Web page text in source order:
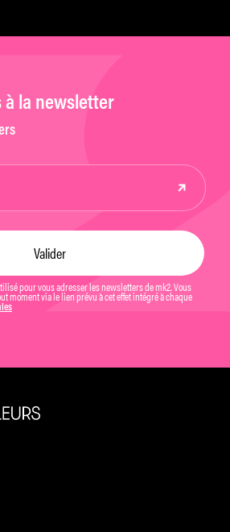
à la newsletter
pour vous adresser les newsletters de mk2. Vous
moment via le lien prévu à cet effet intégré à chaque